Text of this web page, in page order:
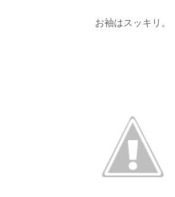
お袖はスッキリ。